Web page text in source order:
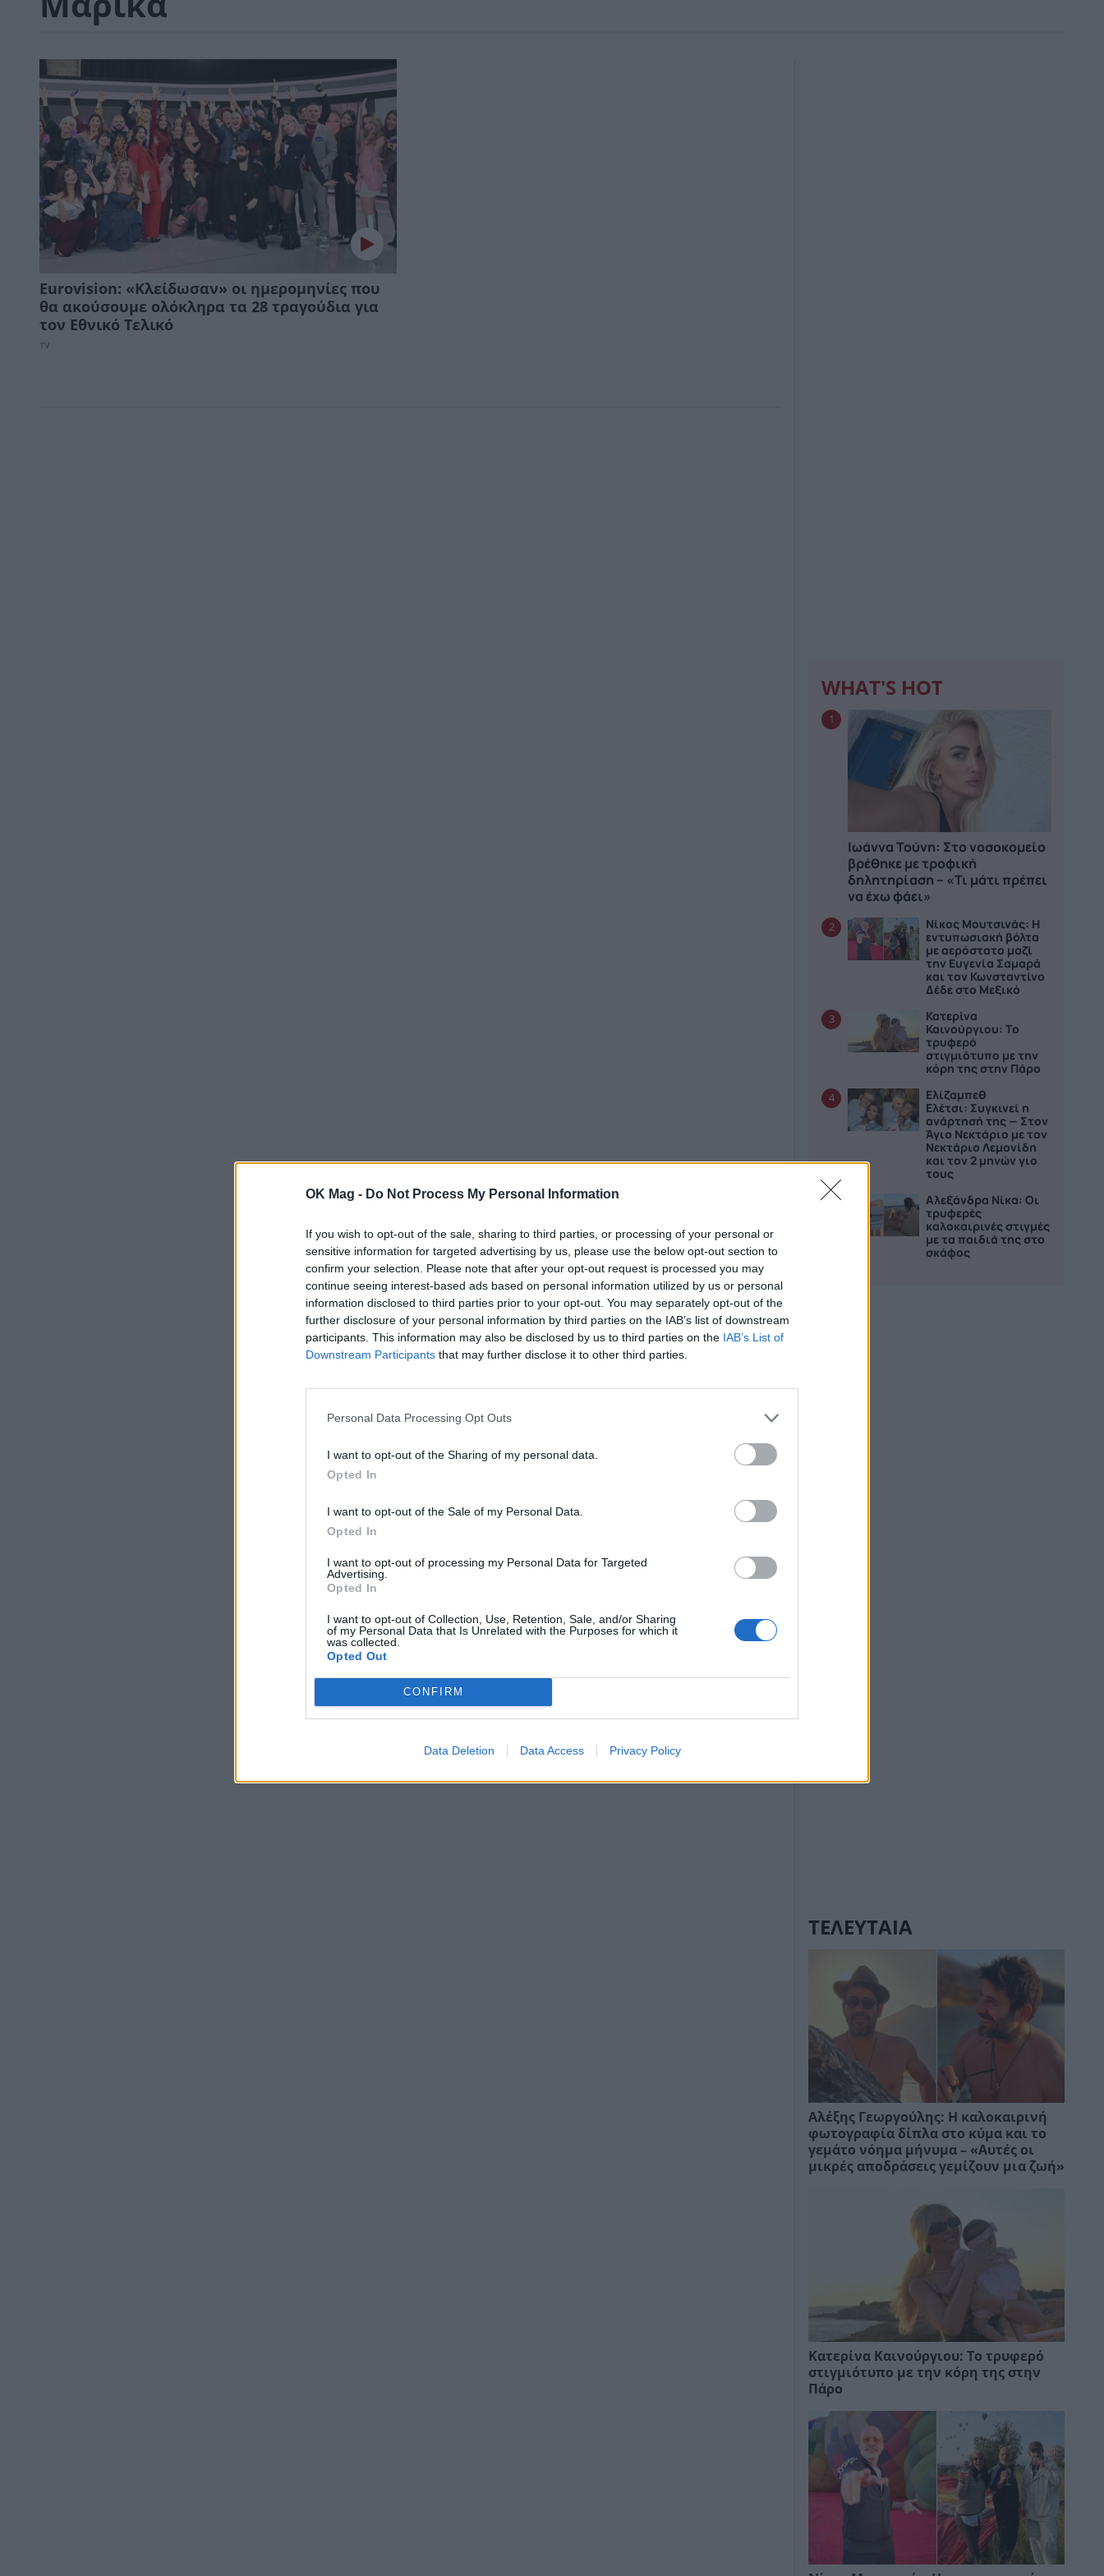
OK Mag - Do Not Process My Personal Information
If you wish to opt-out of the sale, sharing to third parties, or processing of your personal or
sensitive information for targeted advertising by us, please use the below opt-out section to
confirm your selection. Please note that after your opt-out request is processed you may
continue seeing interest-based ads based on personal information utilized by us or personal
information disclosed to third parties prior to your opt-out. You may separately opt-out of the
further disclosure of your personal information by third parties on the IAB’s list of downstream
participants. This information may also be disclosed by us to third parties on the IAB’s List of
Downstream Participants that may further disclose it to other third parties.
Personal Data Processing Opt Outs
I want to opt-out of the Sharing of my personal data.
Opted In
I want to opt-out of the Sale of my Personal Data.
Opted In
I want to opt-out of processing my Personal Data for Targeted
Advertising.
Opted In
I want to opt-out of Collection, Use, Retention, Sale, and/or Sharing
of my Personal Data that Is Unrelated with the Purposes for which it
was collected.
Opted Out
CONFIRM
Data Deletion Data Access Privacy Policy
Eurovision: «Κλείδωσαν» οι ημερομηνίες που
θα ακούσουμε ολόκληρα τα 28 τραγούδια για
τον Εθνικό Τελικό
TV
WHAT'S HOT
1
Ιωάννα Τούνη: Στο νοσοκομείο
βρέθηκε με τροφική
δηλητηρίαση – «Τι μάτι πρέπει
να έχω φάει»
2
Νίκος Μουτσινάς: Η
εντυπωσιακή βόλτα
με αερόστατο μαζί
την Ευγενία Σαμαρά
και τον Κωνσταντίνο
Δέδε στο Μεξικό
3
Κατερίνα
Καινούργιου: Το
τρυφερό
στιγμιότυπο με την
κόρη της στην Πάρο
4
Ελίζαμπεθ
Ελέτσι: Συγκινεί η
ανάρτησή της — Στον
Άγιο Νεκτάριο με τον
Νεκτάριο Λεμονίδη
και τον 2 μηνών γιο
τους
Αλεξάνδρα Νίκα: Οι
τρυφερές
καλοκαιρινές στιγμές
με τα παιδιά της στο
σκάφος
ΤΕΛΕΥΤΑΙΑ
Αλέξης Γεωργούλης: Η καλοκαιρινή
φωτογραφία δίπλα στο κύμα και το
γεμάτο νόημα μήνυμα – «Αυτές οι
μικρές αποδράσεις γεμίζουν μια ζωή»
Κατερίνα Καινούργιου: Το τρυφερό
στιγμιότυπο με την κόρη της στην
Πάρο